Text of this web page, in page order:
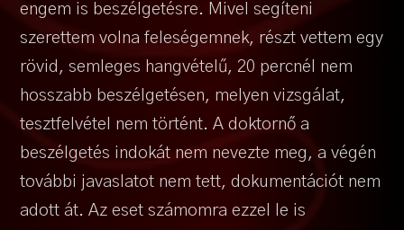
engem is beszélgetésre. Mivel segíteni
szerettem volna feleségemnek, részt vettem egy
rövid, semleges hangvételű, 20 percnél nem
hosszabb beszélgetésen, melyen vizsgálat,
tesztfelvétel nem történt. A doktornő a
beszélgetés indokát nem nevezte meg, a végén
további javaslatot nem tett, dokumentációt nem
adott át. Az eset számomra ezzel le is